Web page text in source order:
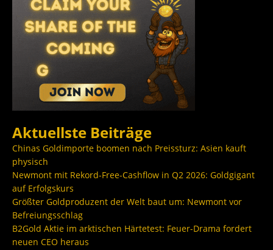
Aktuellste Beiträge
Chinas Goldimporte boomen nach Preissturz: Asien kauft
physisch
Newmont mit Rekord-Free-Cashflow in Q2 2026: Goldgigant
auf Erfolgskurs
Größter Goldproduzent der Welt baut um: Newmont vor
Befreiungsschlag
B2Gold Aktie im arktischen Härtetest: Feuer-Drama fordert
neuen CEO heraus